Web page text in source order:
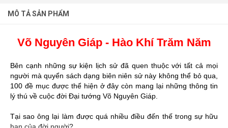
MÔ TẢ SẢN PHẨM
Võ Nguyên Giáp - Hào Khí Trăm Năm
Bên cạnh những sự kiện lịch sử đã quen thuộc với tất cả mọi
người mà quyển sách dạng biên niên sử này không thể bỏ qua,
100 đề mục được thể hiện ở đây còn mang lại những thông tin
lý thú về cuộc đời Đại tướng Võ Nguyên Giáp.
Tại sao ông lại làm được quá nhiều điều đến thế trong sự hữu
hạn của đời người?